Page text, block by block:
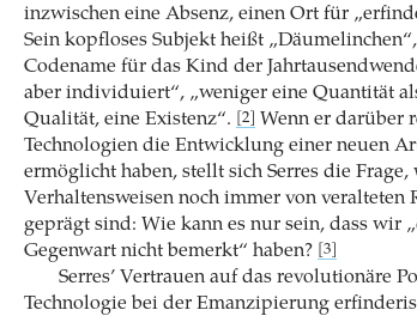
inzwischen eine Absenz, einen Ort für
Sein kopfloses Subjekt heißt
Codename für das Kind der
aber individuiert“, „weniger eine Quantität
Qualität, eine Existenz“.
[2]
Wenn er darüber
Technologien die Entwicklung einer neuen
ermöglicht haben, stellt sich Serres die Frage,
Verhaltensweisen noch immer von veralteten
geprägt sind: Wie kann es nur sein, dass wir
Gegenwart nicht bemerkt“ haben?
[3]
Serres’ Vertrauen auf das revolutionäre
Technologie bei der Emanzipierung